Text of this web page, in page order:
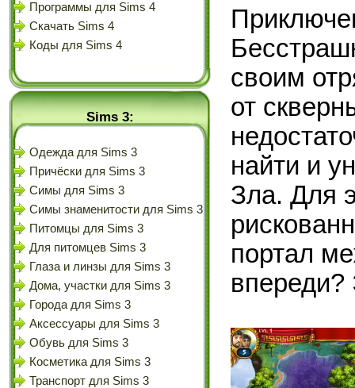
Программы для Sims 4
Скачать Sims 4
Коды для Sims 4
Sims 3:
Одежда для Sims 3
Причёски для Sims 3
Симы для Sims 3
Симы знаменитости для Sims 3
Питомцы для Sims 3
Для питомцев Sims 3
Глаза и линзы для Sims 3
Дома, участки для Sims 3
Города для Sims 3
Аксессуары для Sims 3
Обувь для Sims 3
Косметика для Sims 3
Транспорт для Sims 3
своим
от
найти и
Зла. Для
портал
впереди?